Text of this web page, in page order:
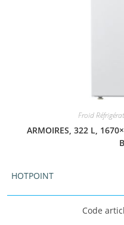
Froid
ARMOIRES, 322 L,
HOTPOINT
Code